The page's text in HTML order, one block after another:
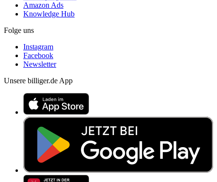
Amazon Ads
Knowledge Hub
Folge uns
Instagram
Facebook
Newsletter
Unsere billiger.de App